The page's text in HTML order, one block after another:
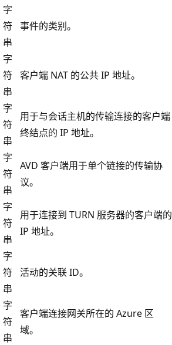
字
符
串
事件的类别。
字
符
串
客户端 NAT 的公共 IP 地址。
字
符
串
用于与会话主机的传输连接的客户端
终结点的 IP 地址。
字
符
串
AVD 客户端用于单个链接的传输协
议。
字
符
串
用于连接到 TURN 服务器的客户端的
IP 地址。
字
符
串
活动的关联 ID。
字
符
串
客户端连接网关所在的 Azure 区
域。